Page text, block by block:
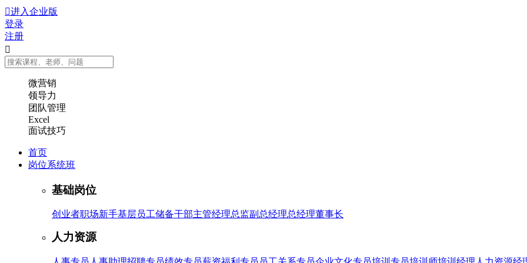
进入企业版
登录
注册

微营销
领导力
团队管理
Excel
面试技巧
首页
岗位系统班
基础岗位
创业者职场新手基层员工储备干部主管经理总监副总经理总经理董事长
人力资源